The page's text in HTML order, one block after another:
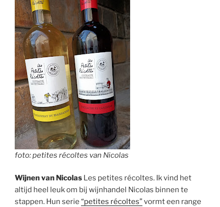
foto: petites récoltes van Nicolas
Wijnen van Nicolas Les petites récoltes. Ik vind het
altijd heel leuk om bij wijnhandel Nicolas binnen te
stappen. Hun serie “petites récoltes”vormt een range